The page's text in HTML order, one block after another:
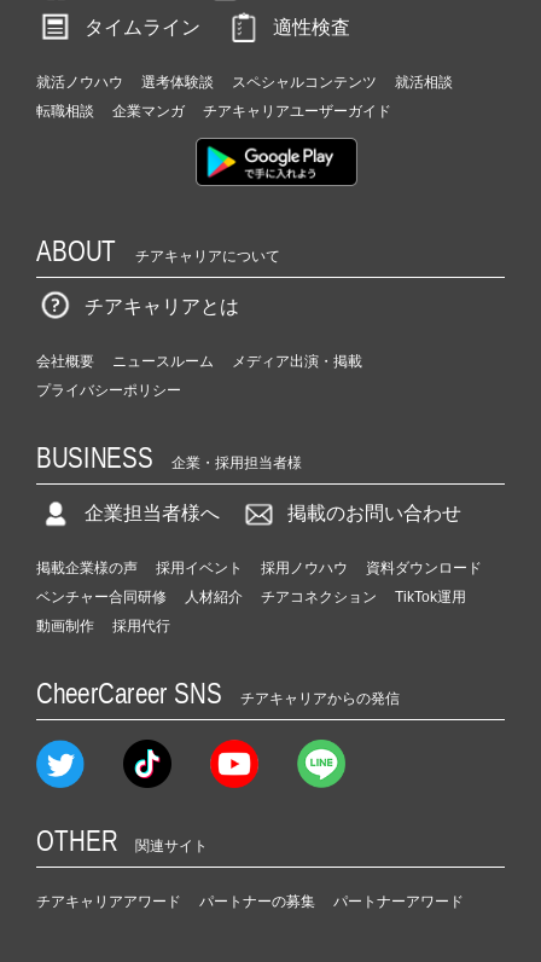
タイムライン
適性検査
就活ノウハウ 選考体験談 スペシャルコンテンツ
就活相談
転職相談
企業マンガ チアキャリアユーザーガイド
ABOUT チアキャリアについて
チアキャリアとは
会社概要 ニュースルーム
メディア出演・掲載
プライバシーポリシー
BUSINESS 企業・採用担当者様
企業担当者様へ 掲載のお問い合わせ
掲載企業様の声 採用イベント 採用ノウハウ
資料ダウンロード
ベンチャー合同研修
人材紹介 チアコネクション
TikTok運用
動画制作
採用代行
CheerCareer SNS チアキャリアからの発信
OTHER 関連サイト
チアキャリアアワード パートナーの募集 パートナーアワード